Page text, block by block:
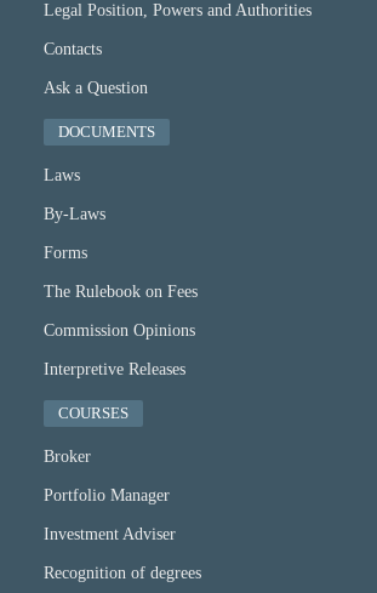
Legal Position, Powers and Authorities
Contacts
Ask a Question
DOCUMENTS
Laws
By-Laws
Forms
The Rulebook on Fees
Commission Opinions
Interpretive Releases
COURSES
Broker
Portfolio Manager
Investment Adviser
Recognition of degrees